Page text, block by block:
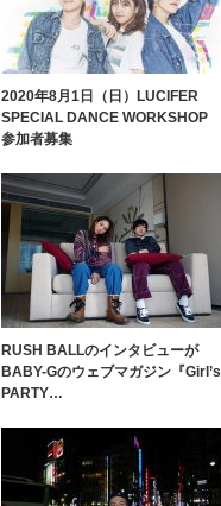
2020年8月1日（日）LUCIFER
SPECIAL DANCE WORKSHOP
参加者募集
RUSH BALLのインタビューが
BABY-Gのウェブマガジン『Girl’s
PARTY…